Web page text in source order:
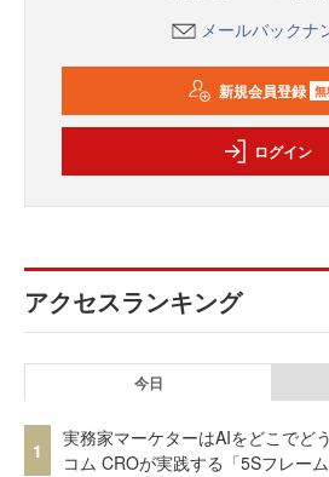
メールバックナ
新規会員登録
ログイン
アクセスランキング
今日
1
実務家マーケターはAIをどこでど
コム CROが実践する「5Sフレーム